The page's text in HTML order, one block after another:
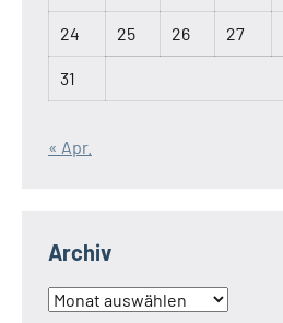
24 25 26 27
31
« Apr.
Archiv
Archiv